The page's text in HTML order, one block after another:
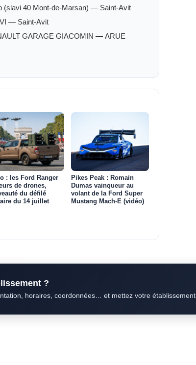
(slavi 40 Mont-de-Marsan) — Saint-Avit
— Saint-Avit
GARAGE GIACOMIN — ARUE
: les Ford Ranger
de drones,
du défilé
du 14 juillet
Pikes Peak : Romain
Dumas vainqueur au
volant de la Ford Super
Mustang Mach‑E (vidéo)
?
horaires, coordonnées… et mettez votre établissement